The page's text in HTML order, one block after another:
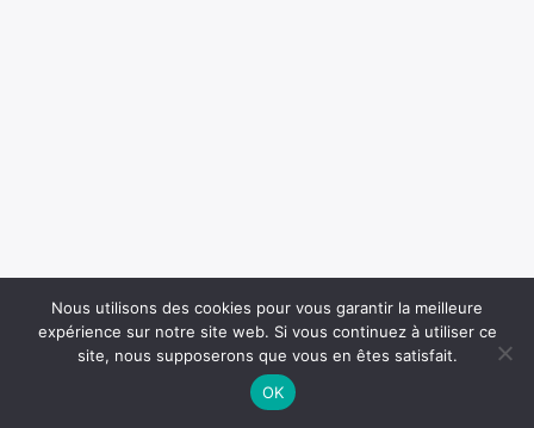
Nous utilisons des cookies pour vous garantir la meilleure
expérience sur notre site web. Si vous continuez à utiliser ce
site, nous supposerons que vous en êtes satisfait.
OK